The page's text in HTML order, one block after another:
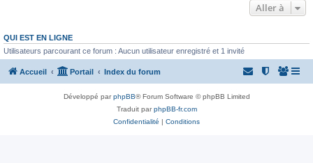
Aller à
QUI EST EN LIGNE
Utilisateurs parcourant ce forum : Aucun utilisateur enregistré et 1 invité
Accueil Portail Index du forum
Développé parphpBB® Forum Software © phpBB Limited
Traduit parphpBB-fr.com
Confidentialité | Conditions